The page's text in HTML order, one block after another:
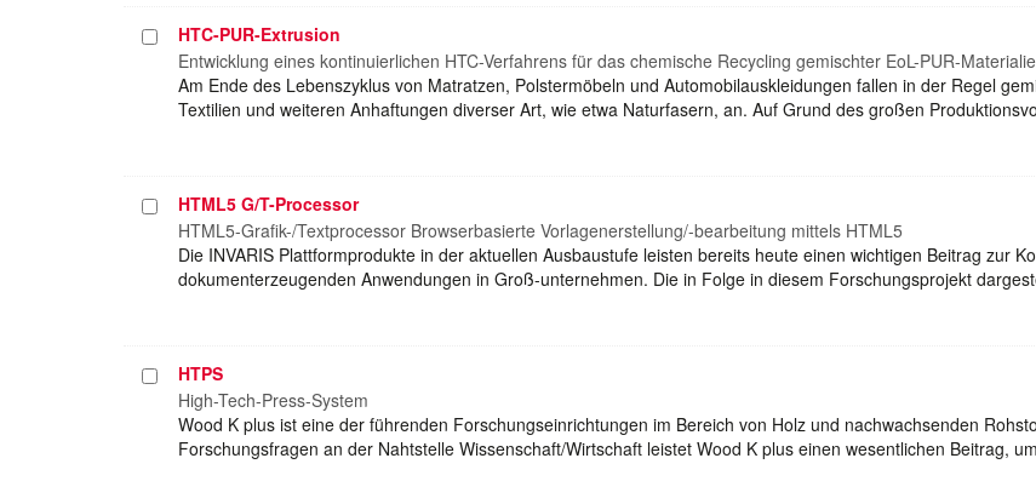
Projekt
auswählen
HTC-PUR-Extrusion
Entwicklung eines kontinuierlichen HTC-Verfahrens für das chemische Recycling gemischter EoL-PUR-
Am Ende des Lebenszyklus von Matratzen, Polstermöbeln und Automobilauskleidungen fallen in der Regel
Textilien und weiteren Anhaftungen diverser Art, wie etwa Naturfasern, an. Auf Grund des großen
Projekt
auswählen
HTML5 G/T-Processor
HTML5-Grafik-/Textprocessor Browserbasierte Vorlagenerstellung/-bearbeitung mittels HTML5
Die INVARIS Plattformprodukte in der aktuellen Ausbaustufe leisten bereits heute einen wichtigen Beitrag zur
dokumenterzeugenden Anwendungen in Groß-unternehmen. Die in Folge in diesem Forschungsprojekt
Projekt
auswählen
HTPS
High-Tech-Press-System
Wood K plus ist eine der führenden Forschungseinrichtungen im Bereich von Holz und nachwachsenden
Forschungsfragen an der Nahtstelle Wissenschaft/Wirtschaft leistet Wood K plus einen wesentlichen Beitrag,